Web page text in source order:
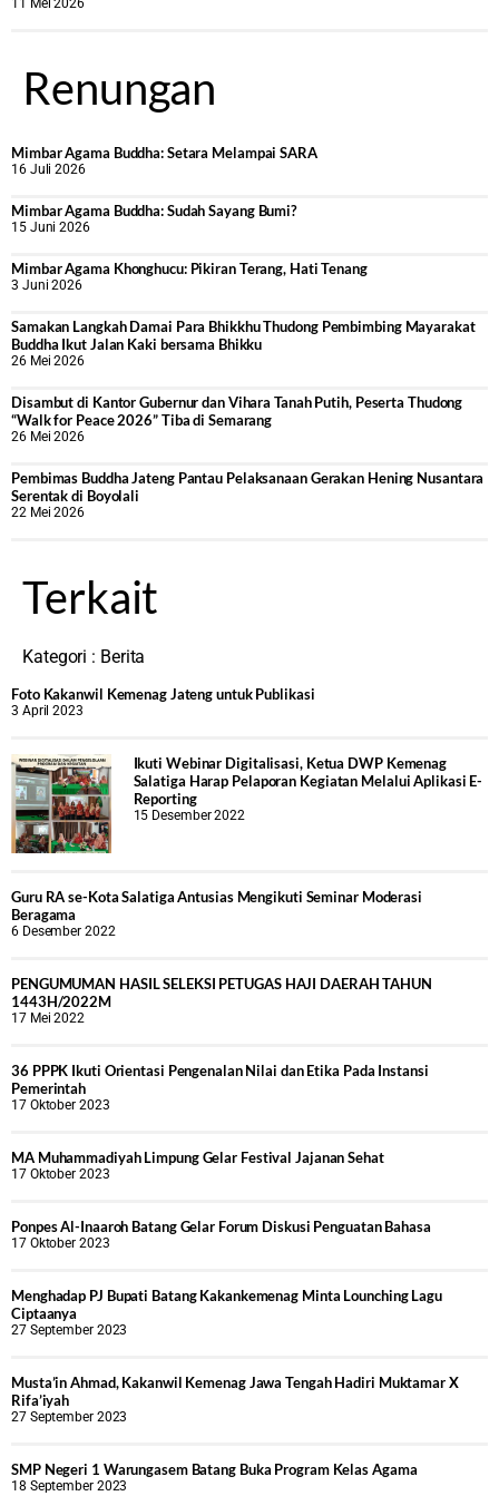
Renungan
Mimbar Agama Buddha: Setara Melampai SARA
16 Juli 2026
Mimbar Agama Buddha: Sudah Sayang Bumi?
15 Juni 2026
Mimbar Agama Khonghucu: Pikiran Terang, Hati Tenang
3 Juni 2026
Samakan Langkah Damai Para Bhikkhu Thudong Pembimbing Mayarakat
Buddha Ikut Jalan Kaki bersama Bhikku
26 Mei 2026
Disambut di Kantor Gubernur dan Vihara Tanah Putih, Peserta Thudong
“Walk for Peace 2026” Tiba di Semarang
26 Mei 2026
‎Pembimas Buddha Jateng Pantau Pelaksanaan Gerakan Hening Nusantara
Serentak di Boyolali
22 Mei 2026
Terkait
Kategori : Berita
Foto Kakanwil Kemenag Jateng untuk Publikasi
3 April 2023
Ikuti Webinar Digitalisasi, Ketua DWP Kemenag
Salatiga Harap Pelaporan Kegiatan Melalui Aplikasi E-
Reporting
15 Desember 2022
Guru RA se-Kota Salatiga Antusias Mengikuti Seminar Moderasi
Beragama
6 Desember 2022
PENGUMUMAN HASIL SELEKSI PETUGAS HAJI DAERAH TAHUN
1443H/2022M
17 Mei 2022
36 PPPK Ikuti Orientasi Pengenalan Nilai dan Etika Pada Instansi
Pemerintah
17 Oktober 2023
MA Muhammadiyah Limpung Gelar Festival Jajanan Sehat
17 Oktober 2023
Ponpes Al-Inaaroh Batang Gelar Forum Diskusi Penguatan Bahasa
17 Oktober 2023
Menghadap PJ Bupati Batang Kakankemenag Minta Lounching Lagu
Ciptaanya
27 September 2023
Musta’in Ahmad, Kakanwil Kemenag Jawa Tengah Hadiri Muktamar X
Rifa’iyah
27 September 2023
SMP Negeri 1 Warungasem Batang Buka Program Kelas Agama
18 September 2023